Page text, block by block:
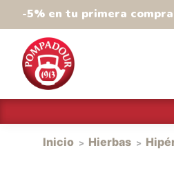
-5% en tu primera
Inicio Hierbas